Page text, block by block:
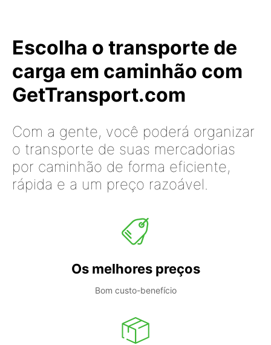
Escolha o transporte de
carga em caminhão com
GetTransport.com
Com a gente, você poderá organizar
o transporte de suas mercadorias
por caminhão de forma eficiente,
rápida e a um preço razoável.
Os melhores preços
Bom custo-benefício